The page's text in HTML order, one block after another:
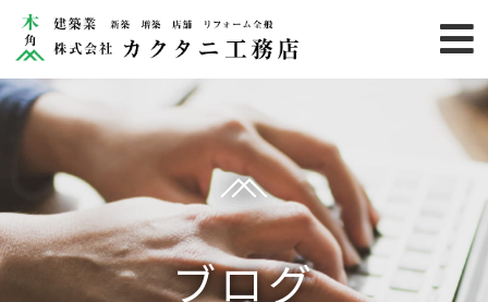
HOME
施工事例
カクタニ
りのらぼ
ブログ